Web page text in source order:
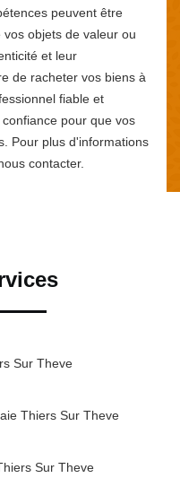
peuvent être
objets de valeur ou
et leur
de racheter vos biens à
fiable et
pour que vos
Pour plus d'informations
contacter.
Sur Theve
Thiers Sur Theve
Sur Theve